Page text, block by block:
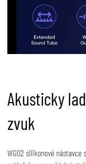
Akusticky
zvuk
WG02 silikonové